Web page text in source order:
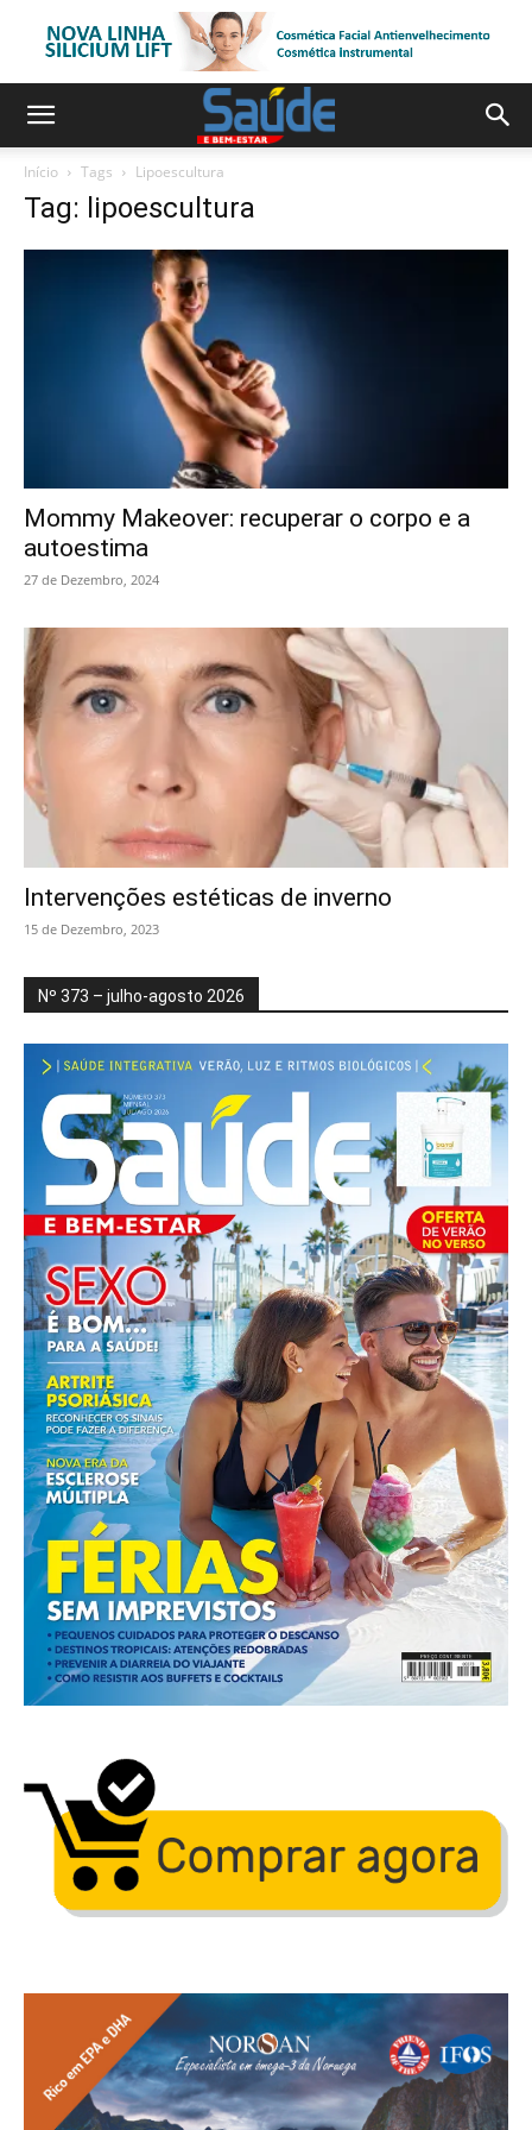
Início Tags Lipoescultura
Tag: lipoescultura
Mommy Makeover: recuperar o corpo e a
autoestima
27 de Dezembro, 2024
Intervenções estéticas de inverno
15 de Dezembro, 2023
Nº 373 – julho-agosto 2026